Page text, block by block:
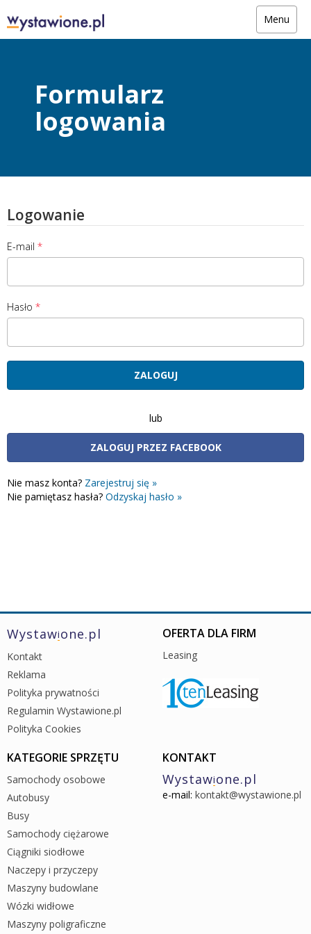
Menu
Formularz
logowania
Logowanie
E-mail
Hasło
lub
ZALOGUJ PRZEZ FACEBOOK
Nie masz konta? Zarejestruj się »
Nie pamiętasz hasła? Odzyskaj hasło »
Wystawione.pl
Kontakt
Reklama
Polityka prywatności
Regulamin Wystawione.pl
Polityka Cookies
OFERTA DLA FIRM
Leasing
KATEGORIE SPRZĘTU
Samochody osobowe
Autobusy
Busy
Samochody ciężarowe
Ciągniki siodłowe
Naczepy i przyczepy
Maszyny budowlane
Wózki widłowe
Maszyny poligraficzne
KONTAKT
Wystawione.pl
e-mail: kontakt@wystawione.pl